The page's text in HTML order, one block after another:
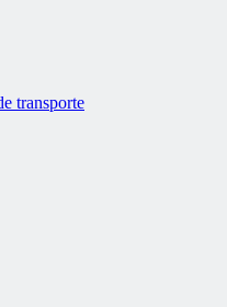
transporte